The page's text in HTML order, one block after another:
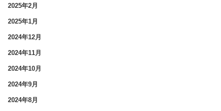
2025年2月
2025年1月
2024年12月
2024年11月
2024年10月
2024年9月
2024年8月